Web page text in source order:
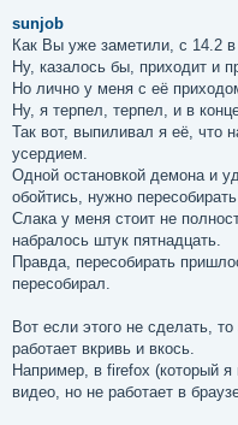
о
щ
е
н
и
е
sunjob
Как Вы уже заметили, с 14.2
Ну, казалось бы, приходит и
Но лично у меня с её
Ну, я терпел, терпел, и в
Так вот, выпиливал я её, что
усердием.
Одной остановкой демона и
обойтись, нужно
Слака у меня стоит не
набралось штук пятнадцать.
Правда, пересобирать
пересобирал.
Вот если этого не сделать,
работает вкривь и вкось.
Например, в firefox (который я
видео, но не работает в